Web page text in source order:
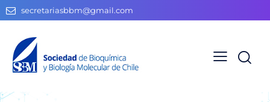
secretariasbbm@gmail.com